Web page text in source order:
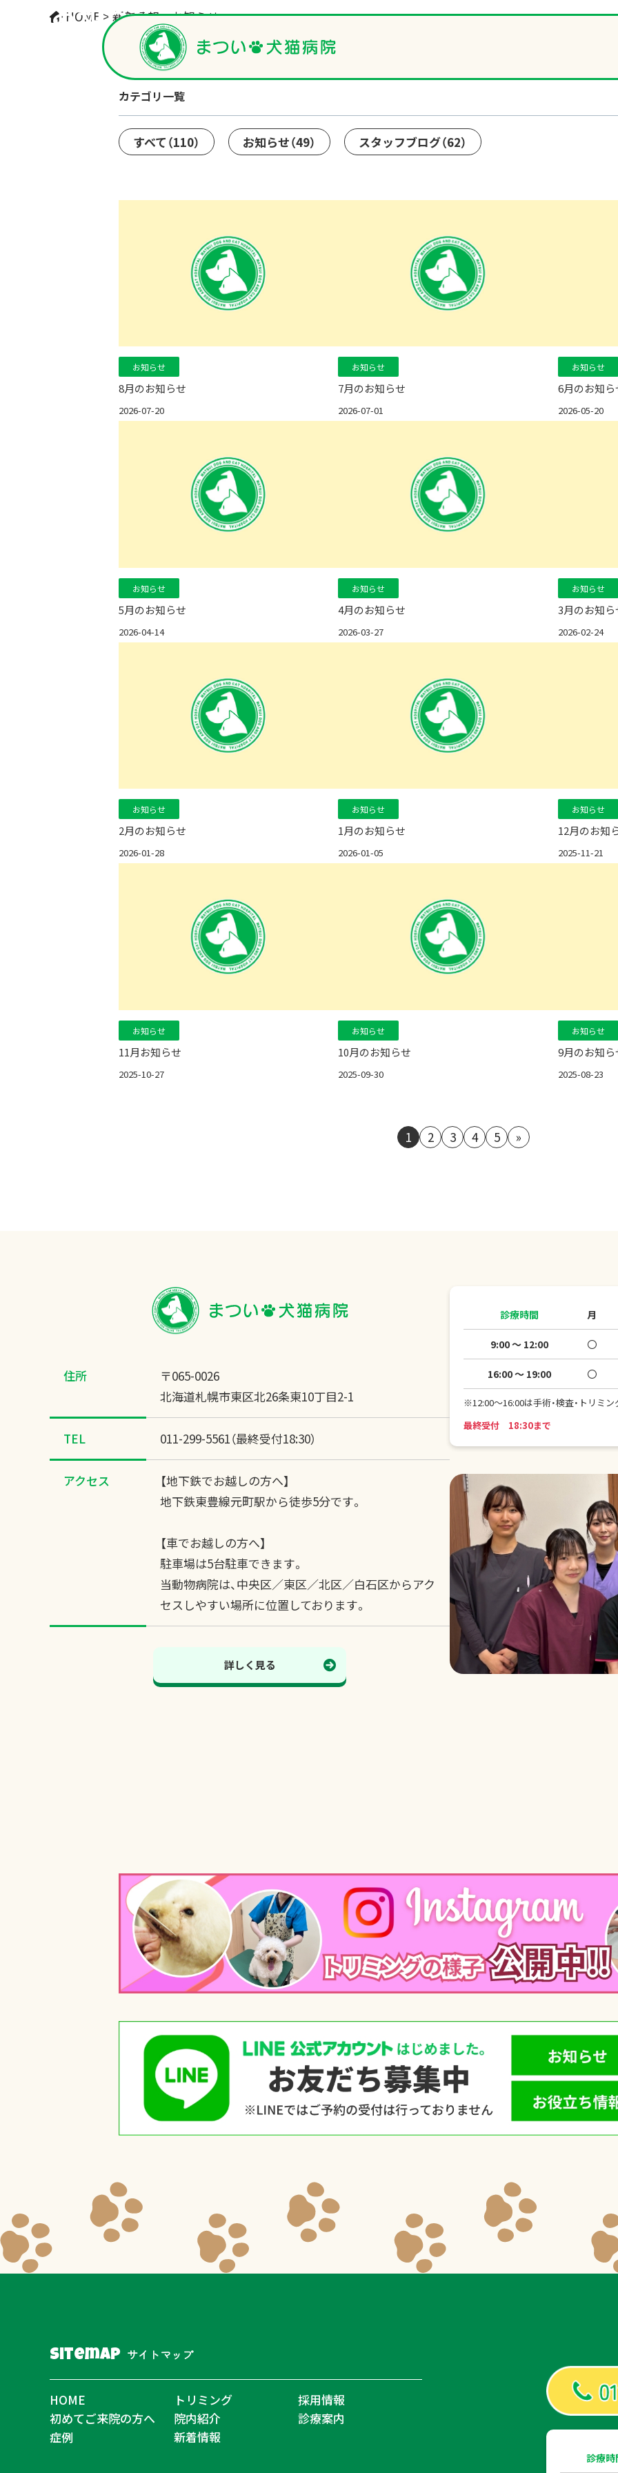
お知らせ
HOME > 新着情報>お知らせ
カテゴリ一覧
すべて （110） お知らせ（49） スタッフブログ（62）
お知らせ
8月のお知らせ
2026-07-20
お知らせ
7月のお知らせ
2026-07-01
お知らせ
6月のお知ら
2026-05-20
お知らせ
5月のお知らせ
2026-04-14
お知らせ
4月のお知らせ
2026-03-27
お知らせ
3月のお知ら
2026-02-24
お知らせ
2月のお知らせ
2026-01-28
お知らせ
1月のお知らせ
2026-01-05
お知らせ
12月のお知
2025-11-21
お知らせ
11月お知らせ
2025-10-27
お知らせ
10月のお知らせ
2025-09-30
お知らせ
9月のお知ら
2025-08-23
1 2 3 4 5 »
住所
〒065-0026
北海道札幌市東区北26条東10丁目2-1
TEL 011-299-5561（最終受付18:30）
アクセス
【地下鉄でお越しの方へ】
地下鉄東豊線元町駅から徒歩5分です。
【車でお越しの方へ】
駐車場は5台駐車できます。
当動物病院は、中央区／東区／北区／白石区からアク
セスしやすい場所に位置しております。
詳しく見る
診療時間 月
9:00 ～ 12:00 〇
16:00 ～ 19:00 〇
※12:00～16:00は手術・検査・トリミ
最終受付 18:30まで
Sitemap サイトマップ
HOME トリミング
採用情報
初めてご来院の方へ
院内紹介
診療案内
症例
新着情報
診療時